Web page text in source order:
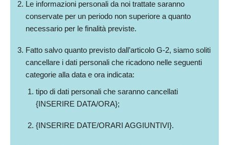
Le informazioni personali da noi trattate saranno
conservate per un periodo non superiore a quanto
necessario per le finalità previste.
Fatto salvo quanto previsto dall’articolo G-2, siamo soliti
cancellare i dati personali che ricadono nelle seguenti
categorie alla data e ora indicata:
tipo di dati personali che saranno cancellati
{INSERIRE DATA/ORA};
{INSERIRE DATE/ORARI AGGIUNTIVI}.